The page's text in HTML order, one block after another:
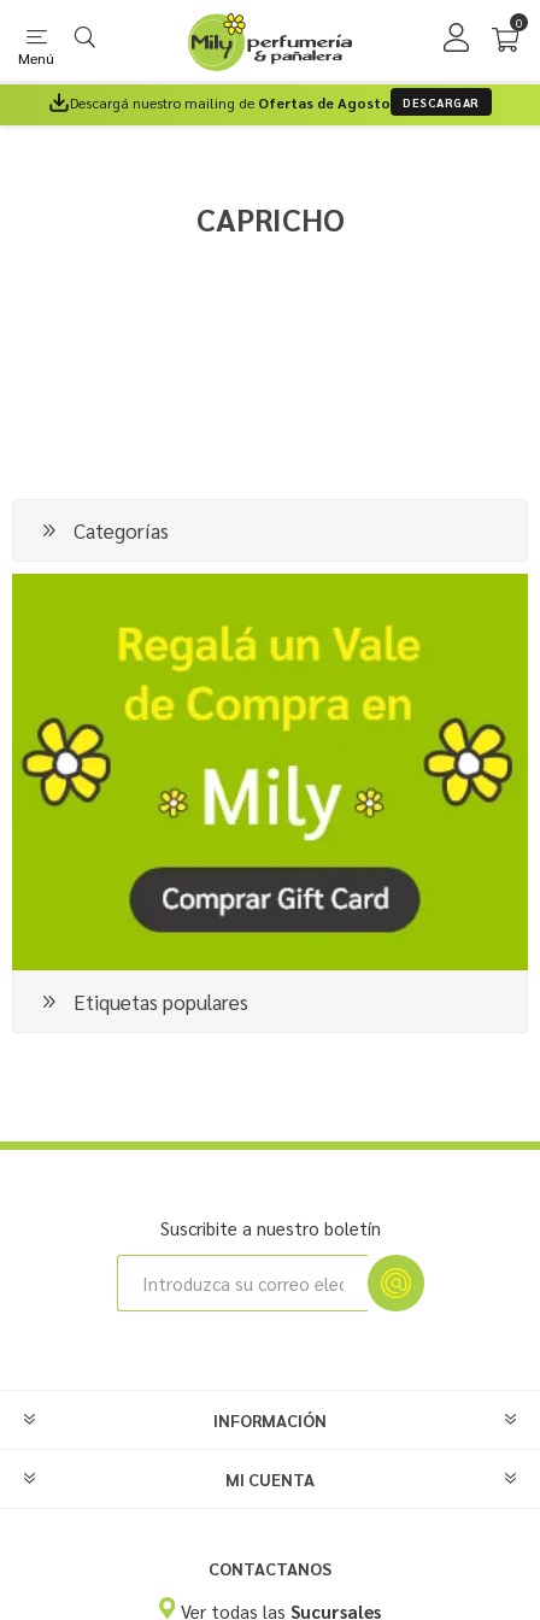
Menú
0
Descargá nuestro mailing de Ofertas de Agosto DESCARGAR
CAPRICHO
Categorías
Etiquetas populares
Suscribite a nuestro boletín
INFORMACIÓN
MI CUENTA
CONTACTANOS
Ver todas lasSucursales